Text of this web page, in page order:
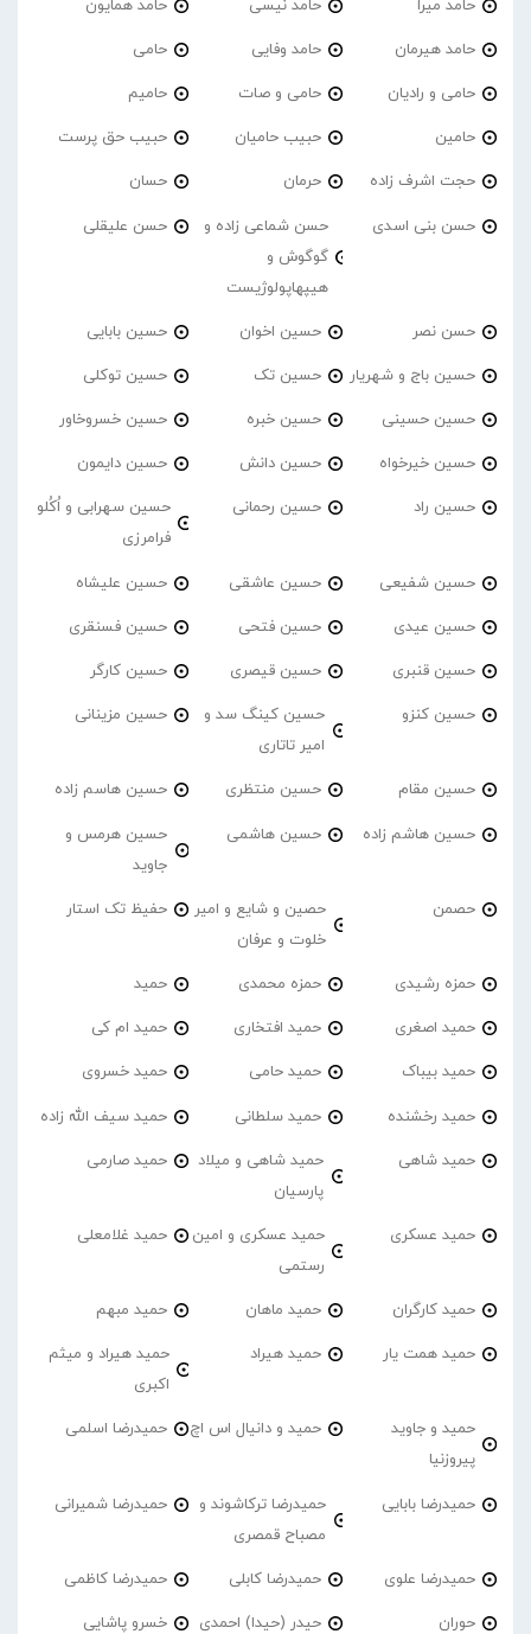
حامد میرا حامد نیسی حامد همایون
حامد هیرمان حامد وفایی حامی
حامی و رادیان حامی و صات حامیم
حامین حبیب حامیان حبیب حق پرست
حجت اشرف زاده حرمان حسان
حسن بنی اسدی
حسن شماعی زاده و
گوگوش و
هیپهاپولوژیست
حسن علیقلی
حسن نصر حسین اخوان حسین بابایی
حسین باج و شهریار حسین تک حسین توکلی
حسین حسینی حسین خبره حسین خسروخاور
حسین خیرخواه حسین دانش حسین دایمون
حسین راد حسین رحمانی
حسین سهرابی و اُکُلو
فرامرزی
حسین شفیعی حسین عاشقی حسین علیشاه
حسین عیدی حسین فتحی حسین فسنقری
حسین قنبری حسین قیصری حسین کارگر
حسین کنزو
حسین کینگ سد و
امیر تاتاری
حسین مزینانی
حسین مقام حسین منتظری حسین هاسم زاده
حسین هاشم زاده حسین هاشمی
حسین هرمس و
جاوید
حصمن
حصین و شایع و امیر
خلوت و عرفان
حفیظ تک استار
حمزه رشیدی حمزه محمدی حمید
حمید اصغری حمید افتخاری حمید ام کی
حمید بیباک حمید حامی حمید خسروی
حمید رخشنده حمید سلطانی حمید سیف الله زاده
حمید شاهی
حمید شاهی و میلاد
پارسیان
حمید صارمی
حمید عسکری
حمید عسکری و امین
رستمی
حمید غلامعلی
حمید کارگران حمید ماهان حمید مبهم
حمید همت یار حمید هیراد
حمید هیراد و میثم
اکبری
حمید و جاوید
پیروزنیا
حمید و دانیال اس اچ حمیدرضا اسلمی
حمیدرضا بابایی
حمیدرضا ترکاشوند و
مصباح قمصری
حمیدرضا شمیرانی
حمیدرضا علوی حمیدرضا کابلی حمیدرضا کاظمی
حوران حیدر (حیدا) احمدی خسرو پاشایی